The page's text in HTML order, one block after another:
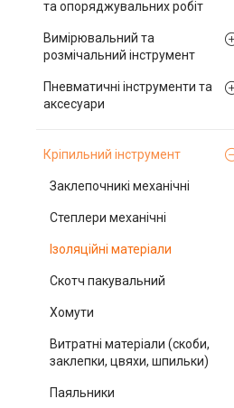
та опоряджувальних робіт
Вимірювальний та
розмічальний інструмент
Пневматичні інструменти та
аксесуари
Кріпильний інструмент
Заклепочникі механічні
Степлери механічні
Ізоляційні матеріали
Скотч пакувальний
Хомути
Витратні матеріали (скоби,
заклепки, цвяхи, шпильки)
Паяльники